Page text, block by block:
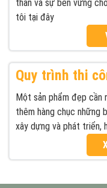
thần và sự bền vững
tôi tại đây
Quy trình thi
Một sản phẩm đẹp cần
thêm hàng chục những
xây dựng và phát triển,